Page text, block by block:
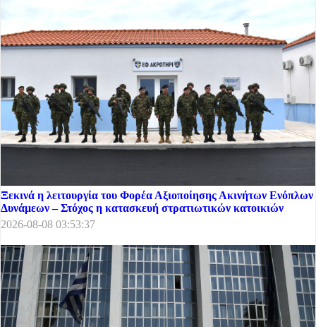
Ξεκινά η λειτουργία του Φορέα Αξιοποίησης Ακινήτων Ενόπλων
Δυνάμεων – Στόχος η κατασκευή στρατιωτικών κατοικιών
2026-08-08 03:53:37